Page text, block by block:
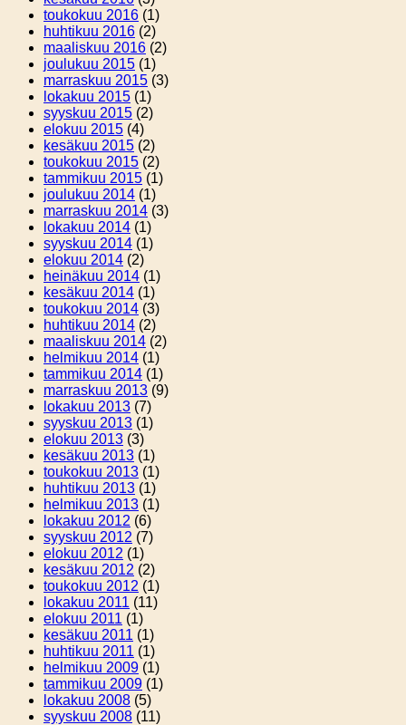
toukokuu 2016 (1)
huhtikuu 2016 (2)
maaliskuu 2016 (2)
joulukuu 2015 (1)
marraskuu 2015 (3)
lokakuu 2015 (1)
syyskuu 2015 (2)
elokuu 2015 (4)
kesäkuu 2015 (2)
toukokuu 2015 (2)
tammikuu 2015 (1)
joulukuu 2014 (1)
marraskuu 2014 (3)
lokakuu 2014 (1)
syyskuu 2014 (1)
elokuu 2014 (2)
heinäkuu 2014 (1)
kesäkuu 2014 (1)
toukokuu 2014 (3)
huhtikuu 2014 (2)
maaliskuu 2014 (2)
helmikuu 2014 (1)
tammikuu 2014 (1)
marraskuu 2013 (9)
lokakuu 2013 (7)
syyskuu 2013 (1)
elokuu 2013 (3)
kesäkuu 2013 (1)
toukokuu 2013 (1)
huhtikuu 2013 (1)
helmikuu 2013 (1)
lokakuu 2012 (6)
syyskuu 2012 (7)
elokuu 2012 (1)
kesäkuu 2012 (2)
toukokuu 2012 (1)
lokakuu 2011 (11)
elokuu 2011 (1)
kesäkuu 2011 (1)
huhtikuu 2011 (1)
helmikuu 2009 (1)
tammikuu 2009 (1)
lokakuu 2008 (5)
syyskuu 2008 (11)